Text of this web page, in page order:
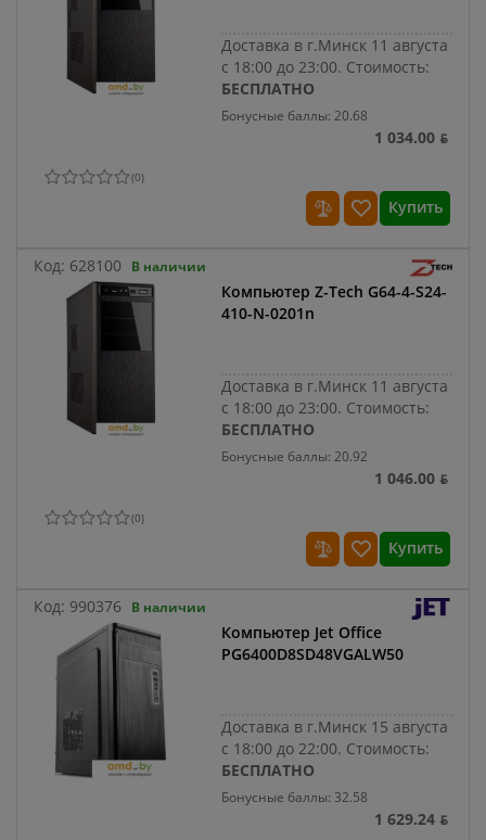
Доставка в г.Минск 11 августа
с 18:00 до 23:00. Стоимость:
БЕСПЛАТНО
Бонусные баллы: 20.68
1 034.00 ƃ
(0)
Купить
Код: 628100 В наличии
Компьютер Z-Tech G64-4-S24-
410-N-0201n
Доставка в г.Минск 11 августа
с 18:00 до 23:00. Стоимость:
БЕСПЛАТНО
Бонусные баллы: 20.92
1 046.00 ƃ
(0)
Купить
Код: 990376 В наличии
Компьютер Jet Office
PG6400D8SD48VGALW50
Доставка в г.Минск 15 августа
с 18:00 до 22:00. Стоимость:
БЕСПЛАТНО
Бонусные баллы: 32.58
1 629.24 ƃ